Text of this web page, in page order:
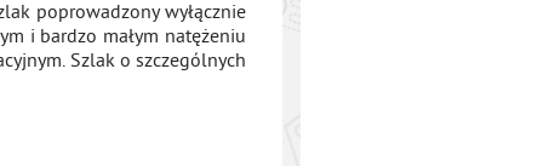
poprowadzony wyłącznie
i bardzo małym natężeniu
Szlak o szczególnych